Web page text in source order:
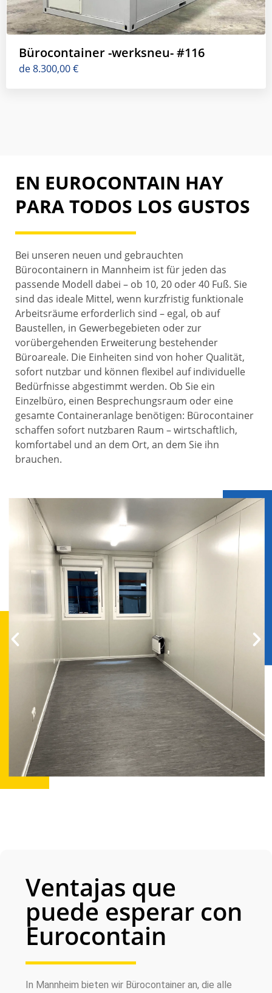
Bürocontainer -werksneu- #116
de8.300,00€
EN EUROCONTAIN HAY
PARA TODOS LOS GUSTOS
Bei unseren neuen und gebrauchten
Bürocontainern in Mannheim ist für jeden das
passende Modell dabei – ob 10, 20 oder 40 Fuß. Sie
sind das ideale Mittel, wenn kurzfristig funktionale
Arbeitsräume erforderlich sind – egal, ob auf
Baustellen, in Gewerbegebieten oder zur
vorübergehenden Erweiterung bestehender
Büroareale. Die Einheiten sind von hoher Qualität,
sofort nutzbar und können flexibel auf individuelle
Bedürfnisse abgestimmt werden. Ob Sie ein
Einzelbüro, einen Besprechungsraum oder eine
gesamte Containeranlage benötigen: Bürocontainer
schaffen sofort nutzbaren Raum – wirtschaftlich,
komfortabel und an dem Ort, an dem Sie ihn
brauchen.
Ventajas que
puede esperar con
Eurocontain
In Mannheim bieten wir Bürocontainer an, die alle